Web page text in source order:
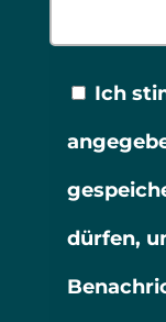
Ich
dürfen,